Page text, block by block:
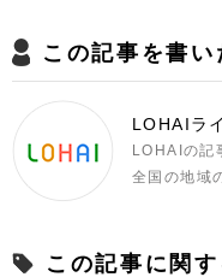
この記事を書い
LOHAIラ
LOHAIの記
全国の地域
この記事に関